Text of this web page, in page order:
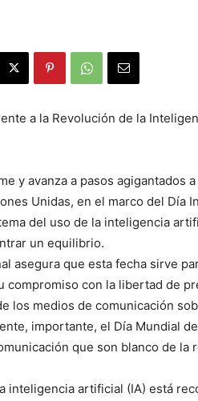
a la Revolución de la
y avanza a pasos agigantados
Unidas, en el marco del Día
del uso de la inteligencia
un equilibrio.
asegura que esta fecha sirve
compromiso con la libertad de
los medios de comunicación
importante, el Día Mundial
que son blanco de
inteligencia artificial (IA) está